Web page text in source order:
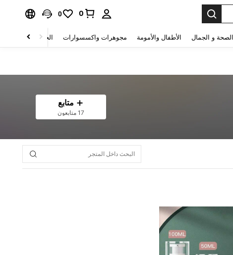
0
0
الصحة و الجمال الأطفال والأمومة مجوهرات واكسسوارات الحقائب والأمتعة
متابع
17 متابعون